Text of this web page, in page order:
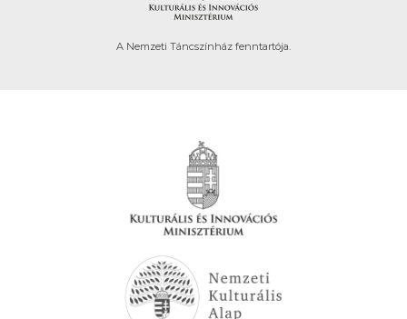
A Nemzeti Táncszínház fenntartója.